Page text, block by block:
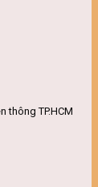
thông TP.HCM